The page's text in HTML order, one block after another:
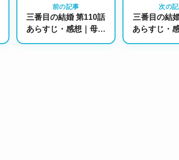
前の記事
三番目の結婚 第110話
あらすじ・感想｜母の
次の
三番目の結
あらすじ・